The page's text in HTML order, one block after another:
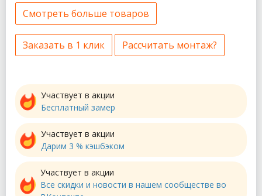
Смотреть больше товаров
Заказать в 1 клик Рассчитать монтаж?
Участвует в акции
Бесплатный замер
Участвует в акции
Дарим 3 % кэшбэком
Участвует в акции
Все скидки и новости в нашем сообществе во